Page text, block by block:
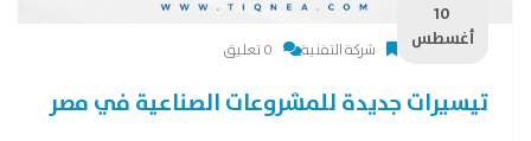
10
أغسطس
شركة التقنية 0 تعليق
تيسيرات جديدة للمشروعات الصناعية في مصر